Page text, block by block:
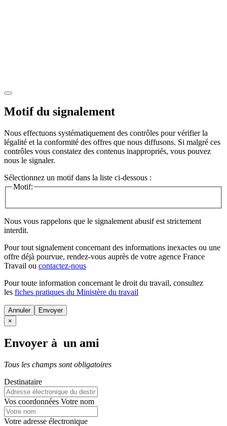
Motif du signalement
Nous effectuons systématiquement des contrôles pour vérifier la
légalité et la conformité des offres que nous diffusons. Si malgré ces
contrôles vous constatez des contenus inappropriés, vous pouvez
nous le signaler.
Sélectionnez un motif dans la liste ci-dessous :
Motif:
Nous vous rappelons que le signalement abusif est strictement
interdit.
Pour tout signalement concernant des informations inexactes ou une
offre déjà pourvue, rendez-vous auprès de votre agence France
Travail ou contactez-nous
Pour toute information concernant le droit du travail, consultez
les fiches pratiques du Ministère du travail
Annuler
×
Envoyer à un ami
Tous les champs sont obligatoires
Destinataire
Vos coordonnées Votre nom
Votre adresse électronique